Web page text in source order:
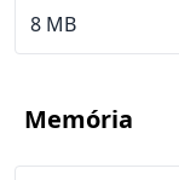
8 MB
Memória